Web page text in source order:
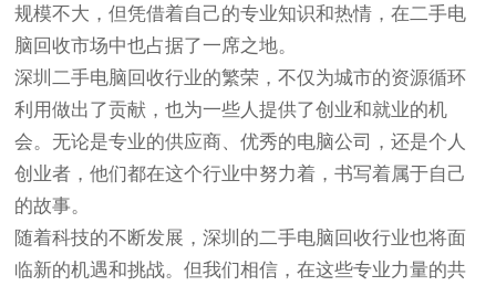
规模不大，但凭借着自己的专业知识和热情，在二手电
脑回收市场中也占据了一席之地。
深圳二手电脑回收行业的繁荣，不仅为城市的资源循环
利用做出了贡献，也为一些人提供了创业和就业的机
会。无论是专业的供应商、优秀的电脑公司，还是个人
创业者，他们都在这个行业中努力着，书写着属于自己
的故事。
随着科技的不断发展，深圳的二手电脑回收行业也将面
临新的机遇和挑战。但我们相信，在这些专业力量的共